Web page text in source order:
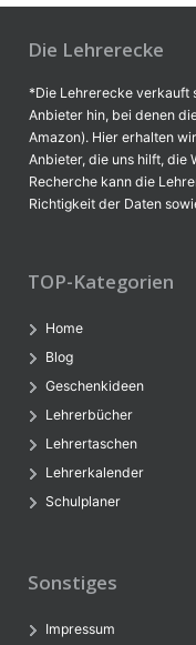
Die Lehrerecke
*Die Lehrerecke verkauft
Anbieter hin, bei denen
Amazon). Hier erhalten
Anbieter, die uns hilft, die
Recherche kann die
Richtigkeit der Daten
TOP-Kategorien
Home
Blog
Geschenkideen
Lehrerbücher
Lehrertaschen
Lehrerkalender
Schulplaner
Sonstiges
Impressum